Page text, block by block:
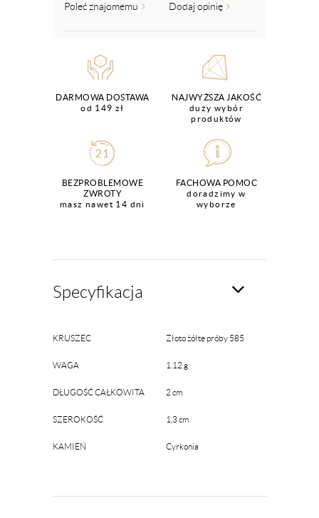
Poleć znajomemu Dodaj opinię
DARMOWA DOSTAWA
od 149 zł
NAJWYŻSZA JAKOŚĆ
duży wybór
produktów
BEZPROBLEMOWE
ZWROTY
masz nawet 14 dni
FACHOWA POMOC
doradzimy w
wyborze
Specyfikacja
KRUSZEC Złoto żółte próby 585
WAGA 1.12 g
DŁUGOŚĆ CAŁKOWITA 2 cm
SZEROKOŚĆ 1,3 cm
KAMIEŃ Cyrkonia